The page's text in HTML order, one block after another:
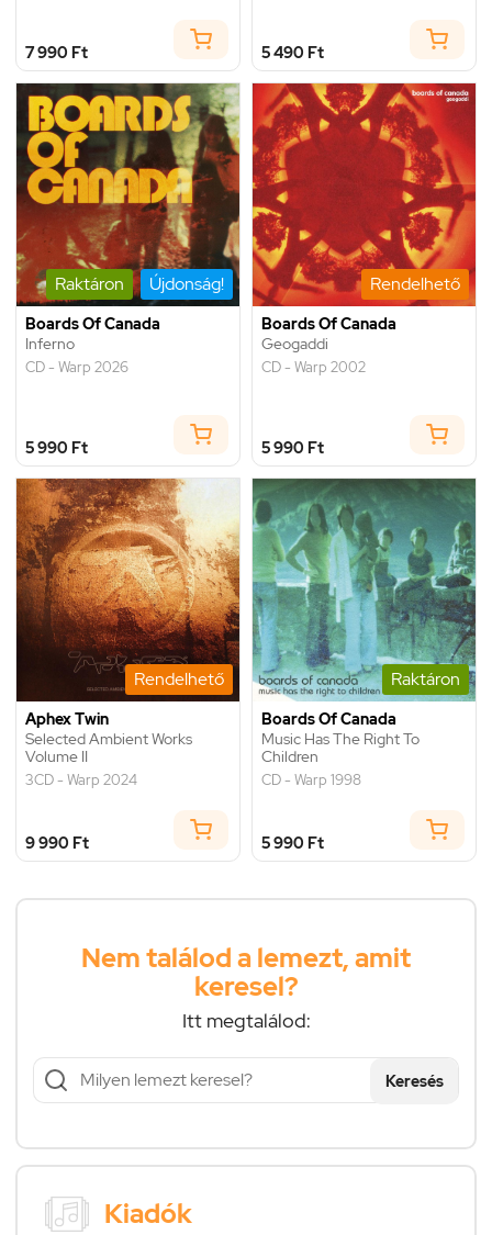
7 990 Ft 5 490 Ft
Raktáron Újdonság!
Boards Of Canada
Inferno
CD - Warp 2026
5 990 Ft
Rendelhető
Boards Of Canada
Geogaddi
CD - Warp 2002
5 990 Ft
Rendelhető
Aphex Twin
Selected Ambient Works
Volume II
3CD - Warp 2024
9 990 Ft
Raktáron
Boards Of Canada
Music Has The Right To
Children
CD - Warp 1998
5 990 Ft
Nem találod a lemezt, amit
keresel?
Itt megtalálod:
Keresés
Kiadók